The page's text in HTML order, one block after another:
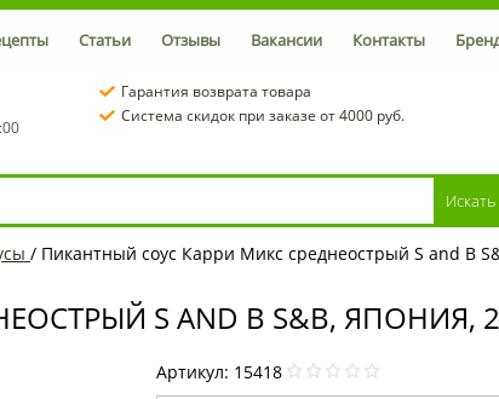
Статьи Отзывы Вакансии Контакты
Гарантия возврата товара
Система скидок при заказе от 4000 руб.
/ Пикантный соус Карри Микс среднеострый S and B
S AND B S&B, ЯПОНИЯ,
Артикул: 15418